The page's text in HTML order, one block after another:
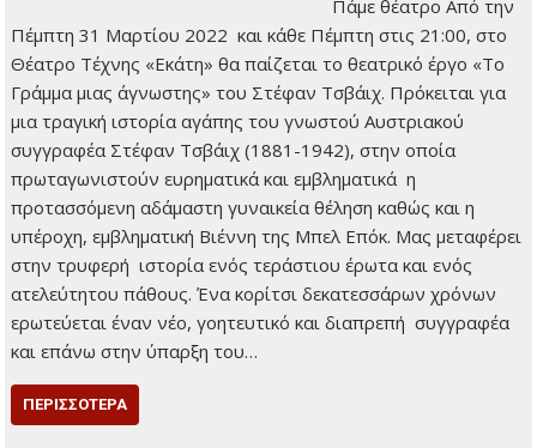
29 Μαρτίου 2022
Πάμε θέατρο Από την
Πέμπτη 31 Μαρτίου
2022 και κάθε Πέμπτη
στις 21:00, στο
Θέατρο Τέχνης
«Εκάτη» θα παίζεται
το θεατρικό έργο «Το
Γράμμα μιας
άγνωστης» του Στέφαν Τσβάιχ. Πρόκειται για μια τραγική
ιστορία αγάπης του γνωστού Αυστριακού συγγραφέα
Στέφαν Τσβάιχ (1881-1942), στην οποία πρωταγωνιστούν
ευρηματικά και εμβληματικά η προτασσόμενη αδάμαστη
γυναικεία θέληση καθώς και η υπέροχη, εμβληματική Βιέννη